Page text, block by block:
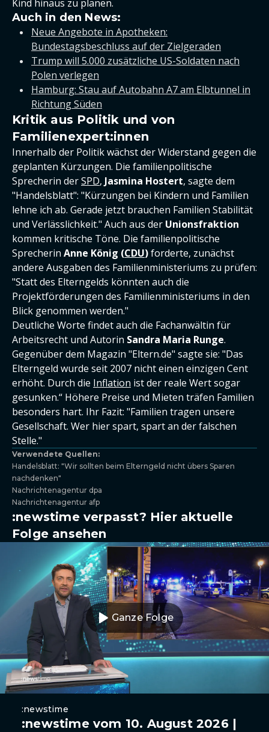
Kind hinaus zu planen.
Auch in den News:
Neue Angebote in Apotheken:
Bundestagsbeschluss auf der Zielgeraden
Trump will 5.000 zusätzliche US-Soldaten nach
Polen verlegen
Hamburg: Stau auf Autobahn A7 am Elbtunnel in
Richtung Süden
Kritik aus Politik und von
Familienexpert:innen
Innerhalb der Politik wächst der Widerstand gegen die
geplanten Kürzungen. Die familienpolitische
Sprecherin derSPD, Jasmina Hostert, sagte dem
"Handelsblatt": "Kürzungen bei Kindern und Familien
lehne ich ab. Gerade jetzt brauchen Familien Stabilität
und Verlässlichkeit." Auch aus der Unionsfraktion
kommen kritische Töne. Die familienpolitische
Sprecherin Anne König (CDU)forderte, zunächst
andere Ausgaben des Familienministeriums zu prüfen:
"Statt des Elterngelds könnten auch die
Projektförderungen des Familienministeriums in den
Blick genommen werden."
Deutliche Worte findet auch die Fachanwältin für
Arbeitsrecht und Autorin Sandra Maria Runge.
Gegenüber dem Magazin "Eltern.de" sagte sie: "Das
Elterngeld wurde seit 2007 nicht einen einzigen Cent
erhöht. Durch die Inflation ist der reale Wert sogar
gesunken.“ Höhere Preise und Mieten träfen Familien
besonders hart. Ihr Fazit: "Familien tragen unsere
Gesellschaft. Wer hier spart, spart an der falschen
Stelle."
Verwendete Quellen:
Handelsblatt: "Wir sollten beim Elterngeld nicht übers Sparen
nachdenken"
Nachrichtenagentur dpa
Nachrichtenagentur afp
:newstime verpasst? Hier aktuelle
Folge ansehen
Ganze Folge
:newstime
:newstime vom 10. August 2026 |